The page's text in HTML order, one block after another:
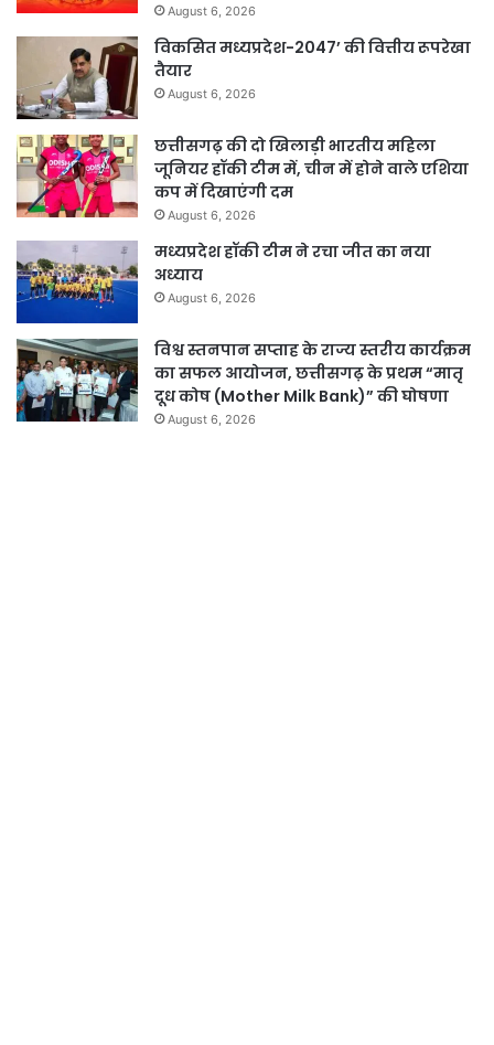
August 6, 2026
विकसित मध्यप्रदेश-2047’ की वित्तीय रूपरेखा
तैयार
August 6, 2026
छत्तीसगढ़ की दो खिलाड़ी भारतीय महिला
जूनियर हॉकी टीम में, चीन में होने वाले एशिया
कप में दिखाएंगी दम
August 6, 2026
मध्यप्रदेश हॉकी टीम ने रचा जीत का नया
अध्याय
August 6, 2026
विश्व स्तनपान सप्ताह के राज्य स्तरीय कार्यक्रम
का सफल आयोजन, छत्तीसगढ़ के प्रथम “मातृ
दूध कोष (Mother Milk Bank)” की घोषणा
August 6, 2026